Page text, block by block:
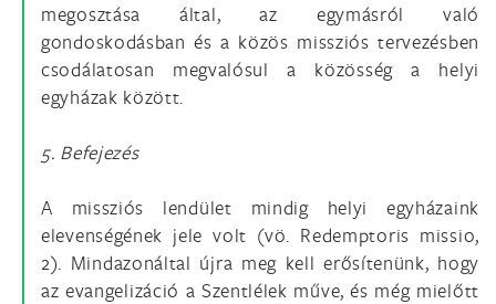
megosztása által, az egymásról való
gondoskodásban és a közös missziós tervezésben
csodálatosan megvalósul a közösség a helyi
egyházak között.
5. Befejezés
A missziós lendület mindig helyi egyházaink
elevenségének jele volt (vö. Redemptoris missio,
2). Mindazonáltal újra meg kell erősítenünk, hogy
az evangelizáció a Szentlélek műve, és még mielőtt